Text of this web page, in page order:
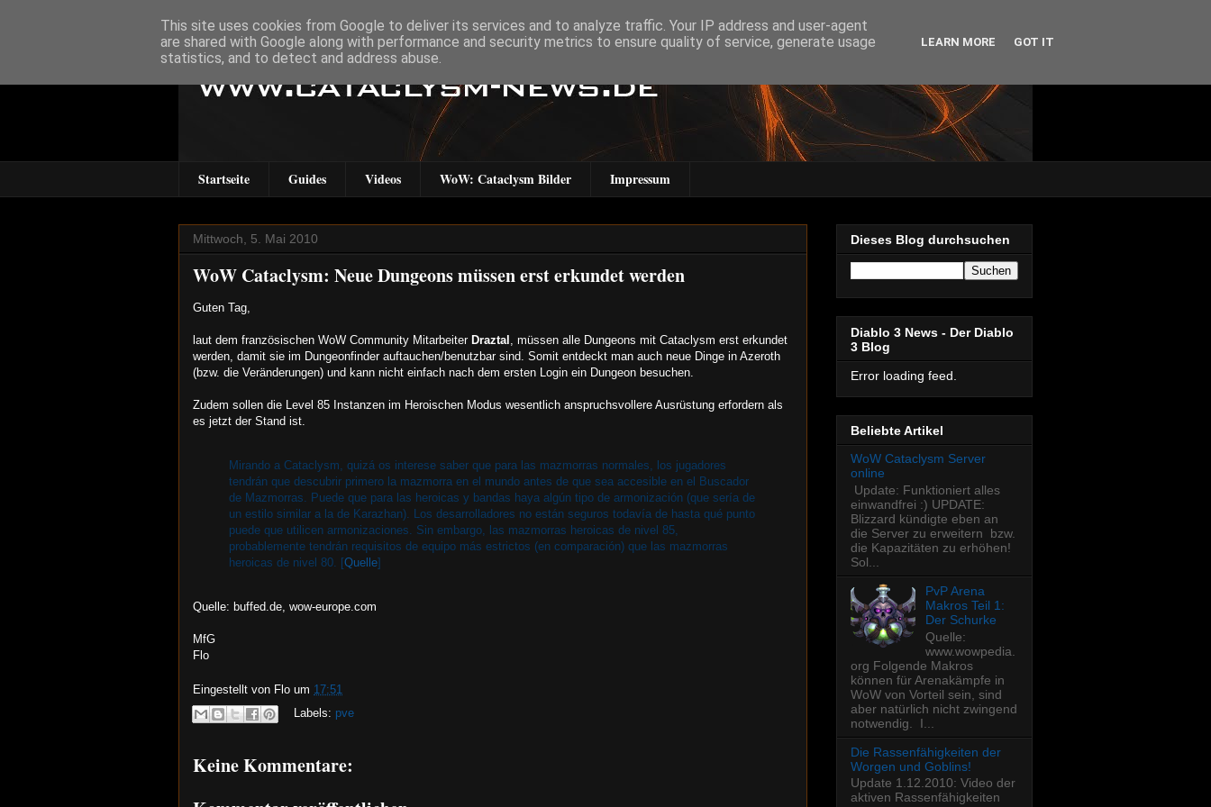
Startseite Guides Videos WoW: Cataclysm Bilder Impressum
Mittwoch, 5. Mai 2010
WoW Cataclysm: Neue Dungeons müssen erst erkundet werden
Guten Tag,
laut dem französischen WoW Community Mitarbeiter Draztal
, müssen alle Dungeons mit Cataclysm erst erkundet
werden, damit sie im Dungeonfinder auftauchen/benutzbar sind. Somit entdeckt man auch neue Dinge in Azeroth
(bzw. die Veränderungen) und kann nicht einfach nach dem ersten Login ein Dungeon besuchen.
Zudem sollen die Level 85 Instanzen im Heroischen Modus wesentlich anspruchsvollere Ausrüstung erfordern als
es jetzt der Stand ist.
Mirando a Cataclysm, quizá os interese saber que para las mazmorras normales, los jugadores
tendrán que descubrir primero la mazmorra en el mundo antes de que sea accesible en el Buscador
de Mazmorras. Puede que para las heroicas y bandas haya algún tipo de armonización (que sería de
un estilo similar a la de Karazhan). Los desarrolladores no están seguros todavía de hasta qué punto
puede que utilicen armonizaciones. Sin embargo, las mazmorras heroicas de nivel 85,
probablemente tendrán requisitos de equipo más estrictos (en comparación) que las mazmorras
heroicas de nivel 80. [Quelle]
Quelle: buffed.de, wow-europe.com
MfG
Flo
Eingestellt von Flo um 17:51
Labels: pve
Keine Kommentare:
Dieses Blog durchsuchen
Diablo 3 News - Der Diablo
3 Blog
Error loading feed.
Beliebte Artikel
WoW Cataclysm Server
online
Update: Funktioniert alles
einwandfrei :) UPDATE:
Blizzard kündigte eben an
die Server zu erweitern bzw.
die Kapazitäten zu erhöhen!
Sol...
PvP Arena
Makros Teil 1:
Der Schurke
Quelle:
www.wowpedia.
org Folgende Makros
können für Arenakämpfe in
WoW von Vorteil sein, sind
aber natürlich nicht zwingend
notwendig. I...
Die Rassenfähigkeiten der
Worgen und Goblins!
Update 1.12.2010: Video der
aktiven Rassenfähigkeiten
This site uses cookies from Google to deliver its services and to analyze traffic. Your IP address and user-agent
are shared with Google along with performance and security metrics to ensure quality of service, generate usage
statistics, and to detect and address abuse.
LEARN MORE GOT IT